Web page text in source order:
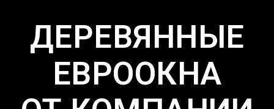
ДЕРЕВЯННЫЕ
ЕВРООКНА